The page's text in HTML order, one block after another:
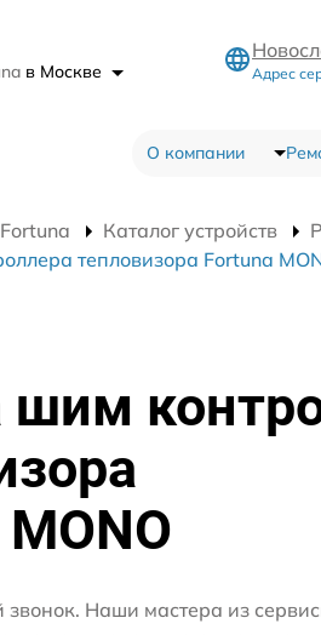
в Москве Адрес
О компании
Каталог устройств
тепловизора Fortuna
Наши мастера из